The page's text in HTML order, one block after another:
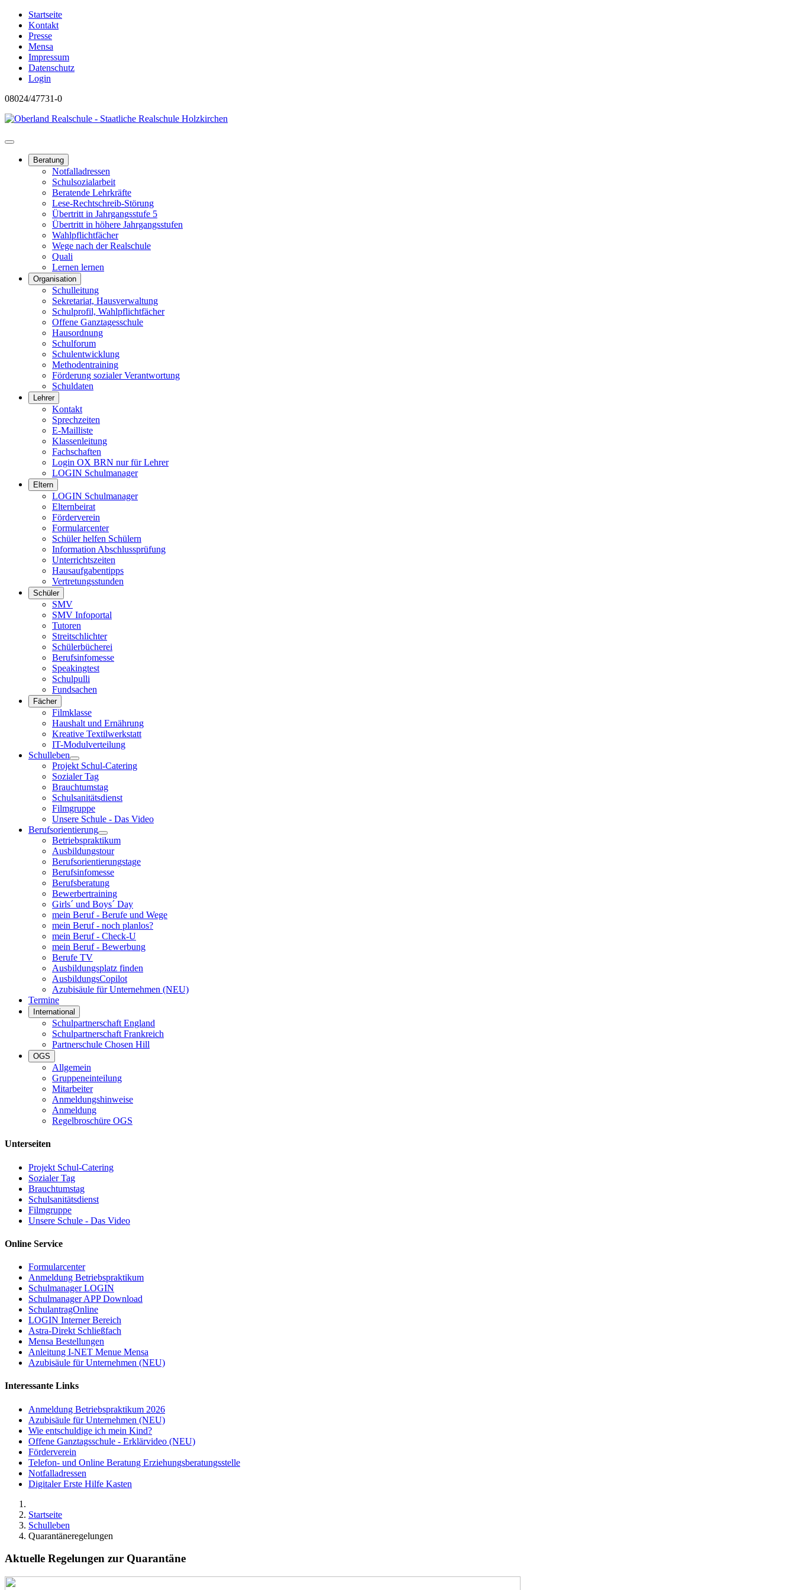
Startseite
Kontakt
Presse
Mensa
Impressum
Datenschutz
Login
08024/47731-0
Beratung
Notfalladressen
Schulsozialarbeit
Beratende Lehrkräfte
Lese-Rechtschreib-Störung
Übertritt in Jahrgangsstufe 5
Übertritt in höhere Jahrgangsstufen
Wahlpflichtfächer
Wege nach der Realschule
Quali
Lernen lernen
Organisation
Schulleitung
Sekretariat, Hausverwaltung
Schulprofil, Wahlpflichtfächer
Offene Ganztagesschule
Hausordnung
Schulforum
Schulentwicklung
Methodentraining
Förderung sozialer Verantwortung
Schuldaten
Lehrer
Kontakt
Sprechzeiten
E-Mailliste
Klassenleitung
Fachschaften
Login OX BRN nur für Lehrer
LOGIN Schulmanager
Eltern
LOGIN Schulmanager
Elternbeirat
Förderverein
Formularcenter
Schüler helfen Schülern
Information Abschlussprüfung
Unterrichtszeiten
Hausaufgabentipps
Vertretungsstunden
Schüler
SMV
SMV Infoportal
Tutoren
Streitschlichter
Schülerbücherei
Berufsinfomesse
Speakingtest
Schulpulli
Fundsachen
Fächer
Filmklasse
Haushalt und Ernährung
Kreative Textilwerkstatt
IT-Modulverteilung
Schulleben
Projekt Schul-Catering
Sozialer Tag
Brauchtumstag
Schulsanitätsdienst
Filmgruppe
Unsere Schule - Das Video
Berufsorientierung
Betriebspraktikum
Ausbildungstour
Berufsorientierungstage
Berufsinfomesse
Berufsberatung
Bewerbertraining
Girls´ und Boys´ Day
mein Beruf - Berufe und Wege
mein Beruf - noch planlos?
mein Beruf - Check-U
mein Beruf - Bewerbung
Berufe TV
Ausbildungsplatz finden
AusbildungsCopilot
Azubisäule für Unternehmen (NEU)
Termine
International
Schulpartnerschaft England
Schulpartnerschaft Frankreich
Partnerschule Chosen Hill
OGS
Allgemein
Gruppeneinteilung
Mitarbeiter
Anmeldungshinweise
Anmeldung
Regelbroschüre OGS
Unterseiten
Projekt Schul-Catering
Sozialer Tag
Brauchtumstag
Schulsanitätsdienst
Filmgruppe
Unsere Schule - Das Video
Online Service
Formularcenter
Anmeldung Betriebspraktikum
Schulmanager LOGIN
Schulmanager APP Download
SchulantragOnline
LOGIN Interner Bereich
Astra-Direkt Schließfach
Mensa Bestellungen
Anleitung I-NET Menue Mensa
Azubisäule für Unternehmen (NEU)
Interessante Links
Anmeldung Betriebspraktikum 2026
Azubisäule für Unternehmen (NEU)
Wie entschuldige ich mein Kind?
Offene Ganztagsschule - Erklärvideo (NEU)
Förderverein
Telefon- und Online Beratung Erziehungsberatungsstelle
Notfalladressen
Digitaler Erste Hilfe Kasten
Startseite
Schulleben
Quarantäneregelungen
Aktuelle Regelungen zur Quarantäne